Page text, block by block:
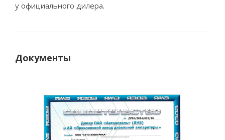
у официального дилера.
Документы